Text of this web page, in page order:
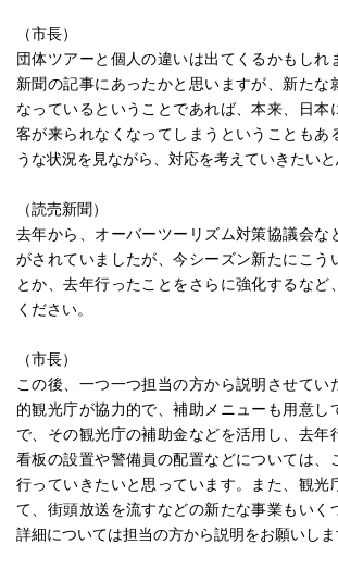
（市長）
団体ツアーと個人の違いは出てくるかもしれ
新聞の記事にあったかと思いますが、新たな
なっているということであれば、本来、日本
客が来られなくなってしまうということもあ
うな状況を見ながら、対応を考えていきたいと
（読売新聞）
去年から、オーバーツーリズム対策協議会な
がされていましたが、今シーズン新たにこう
とか、去年行ったことをさらに強化するなど
ください。
（市長）
この後、一つ一つ担当の方から説明させてい
的観光庁が協力的で、補助メニューも用意し
で、その観光庁の補助金などを活用し、去年
看板の設置や警備員の配置などについては、
行っていきたいと思っています。また、観光
て、街頭放送を流すなどの新たな事業もいく
詳細については担当の方から説明をお願いしま